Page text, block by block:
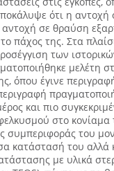
ότι η αντοχή
αντοχή σε θραύση
πάχος της. Στα
των
μελέτη
όπου έγινε
και πιο
στο κονίαμα
συμπεριφοράς του
κατάστασή του αλλά
με υλικά